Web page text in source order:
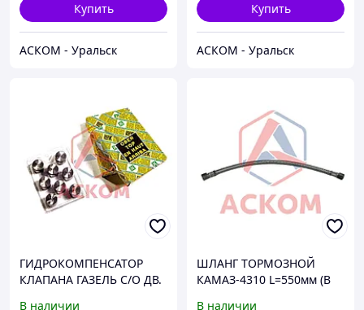
Купить
АСКОМ - Уральск
Купить
АСКОМ - Уральск
ГИДРОКОМПЕНСАТОР
КЛАПАНА ГАЗЕЛЬ С/О ДВ.
В наличии
ШЛАНГ ТОРМОЗНОЙ
КАМАЗ-4310 L=550мм (В
В наличии